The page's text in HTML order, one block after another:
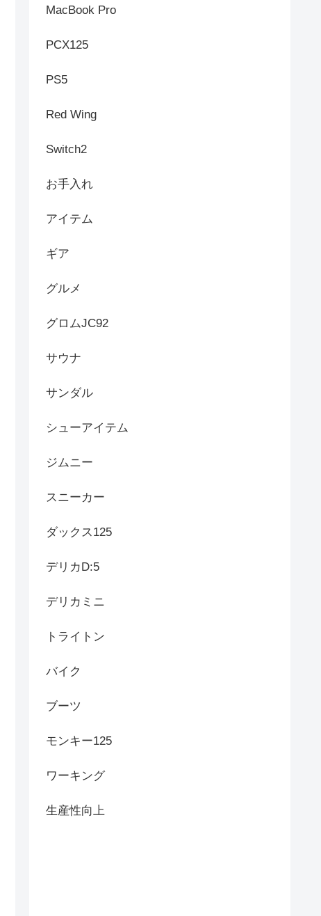
MacBook Pro
PCX125
PS5
Red Wing
Switch2
お手入れ
アイテム
ギア
グルメ
グロムJC92
サウナ
サンダル
シューアイテム
ジムニー
スニーカー
ダックス125
デリカD:5
デリカミニ
トライトン
バイク
ブーツ
モンキー125
ワーキング
生産性向上